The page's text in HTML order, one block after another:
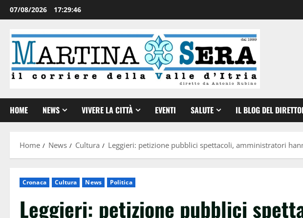
07/08/2026 17:29:47
HOME NEWS VIVERE LA CITTÀ EVENTI SALUTE IL BLOG DEL
Home News Cultura Leggieri: petizione pubblici spettacoli, amministratori
Cronaca Cultura News Politica
Leggieri: petizione pubblici